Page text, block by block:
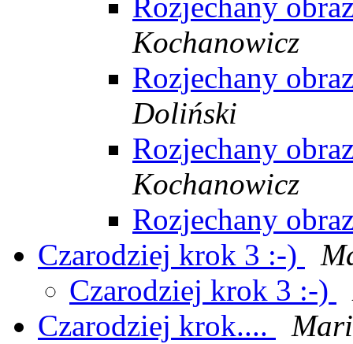
Rozjechany
Kochanowicz
Rozjechany
Doliński
Rozjechany
Kochanowicz
Rozjechany
Czarodziej krok 3 :-)
Czarodziej krok 3 :-)
Czarodziej krok....